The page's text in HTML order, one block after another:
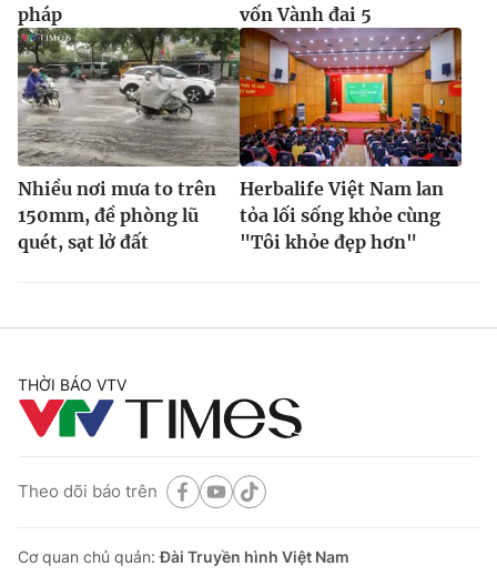
pháp
vốn Vành đai 5
Nhiều nơi mưa to trên
150mm, đề phòng lũ
quét, sạt lở đất
Herbalife Việt Nam lan
tỏa lối sống khỏe cùng
"Tôi khỏe đẹp hơn"
THỜI BÁO VTV
Theo dõi báo trên
Cơ quan chủ quản:Đài Truyền hình Việt Nam